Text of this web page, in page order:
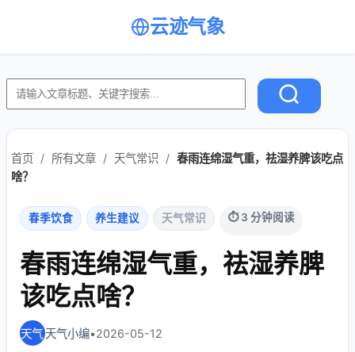
云迹气象
首页 / 所有文章 / 天气常识 / 春雨连绵湿气重，祛湿养脾该吃点
啥？
春季饮食 养生建议 天气常识 ⏱ 3 分钟阅读
春雨连绵湿气重，祛湿养脾
该吃点啥？
天气小编•2026-05-12